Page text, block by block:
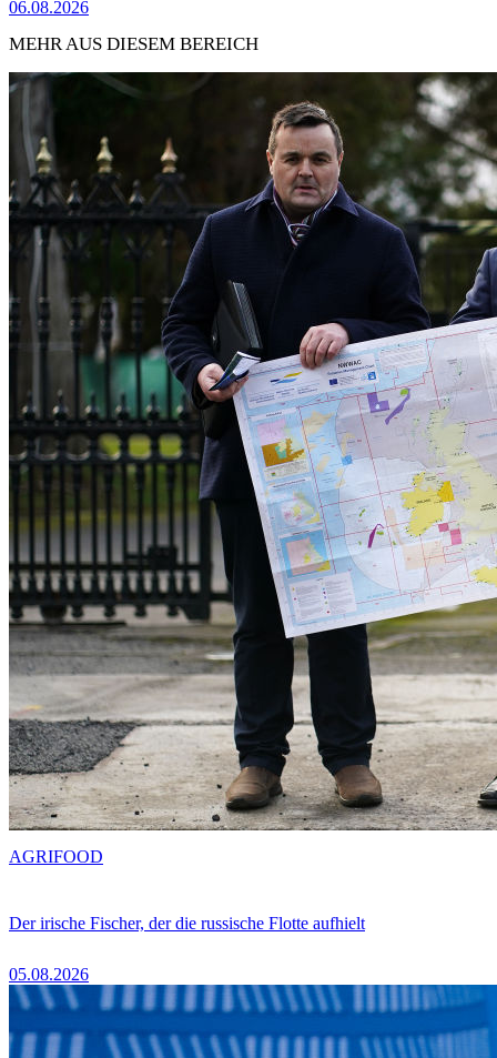
06.08.2026
MEHR AUS DIESEM BEREICH
Der irische Fischer, der die russische Flotte aufhielt
05.08.2026
AGRIFOOD